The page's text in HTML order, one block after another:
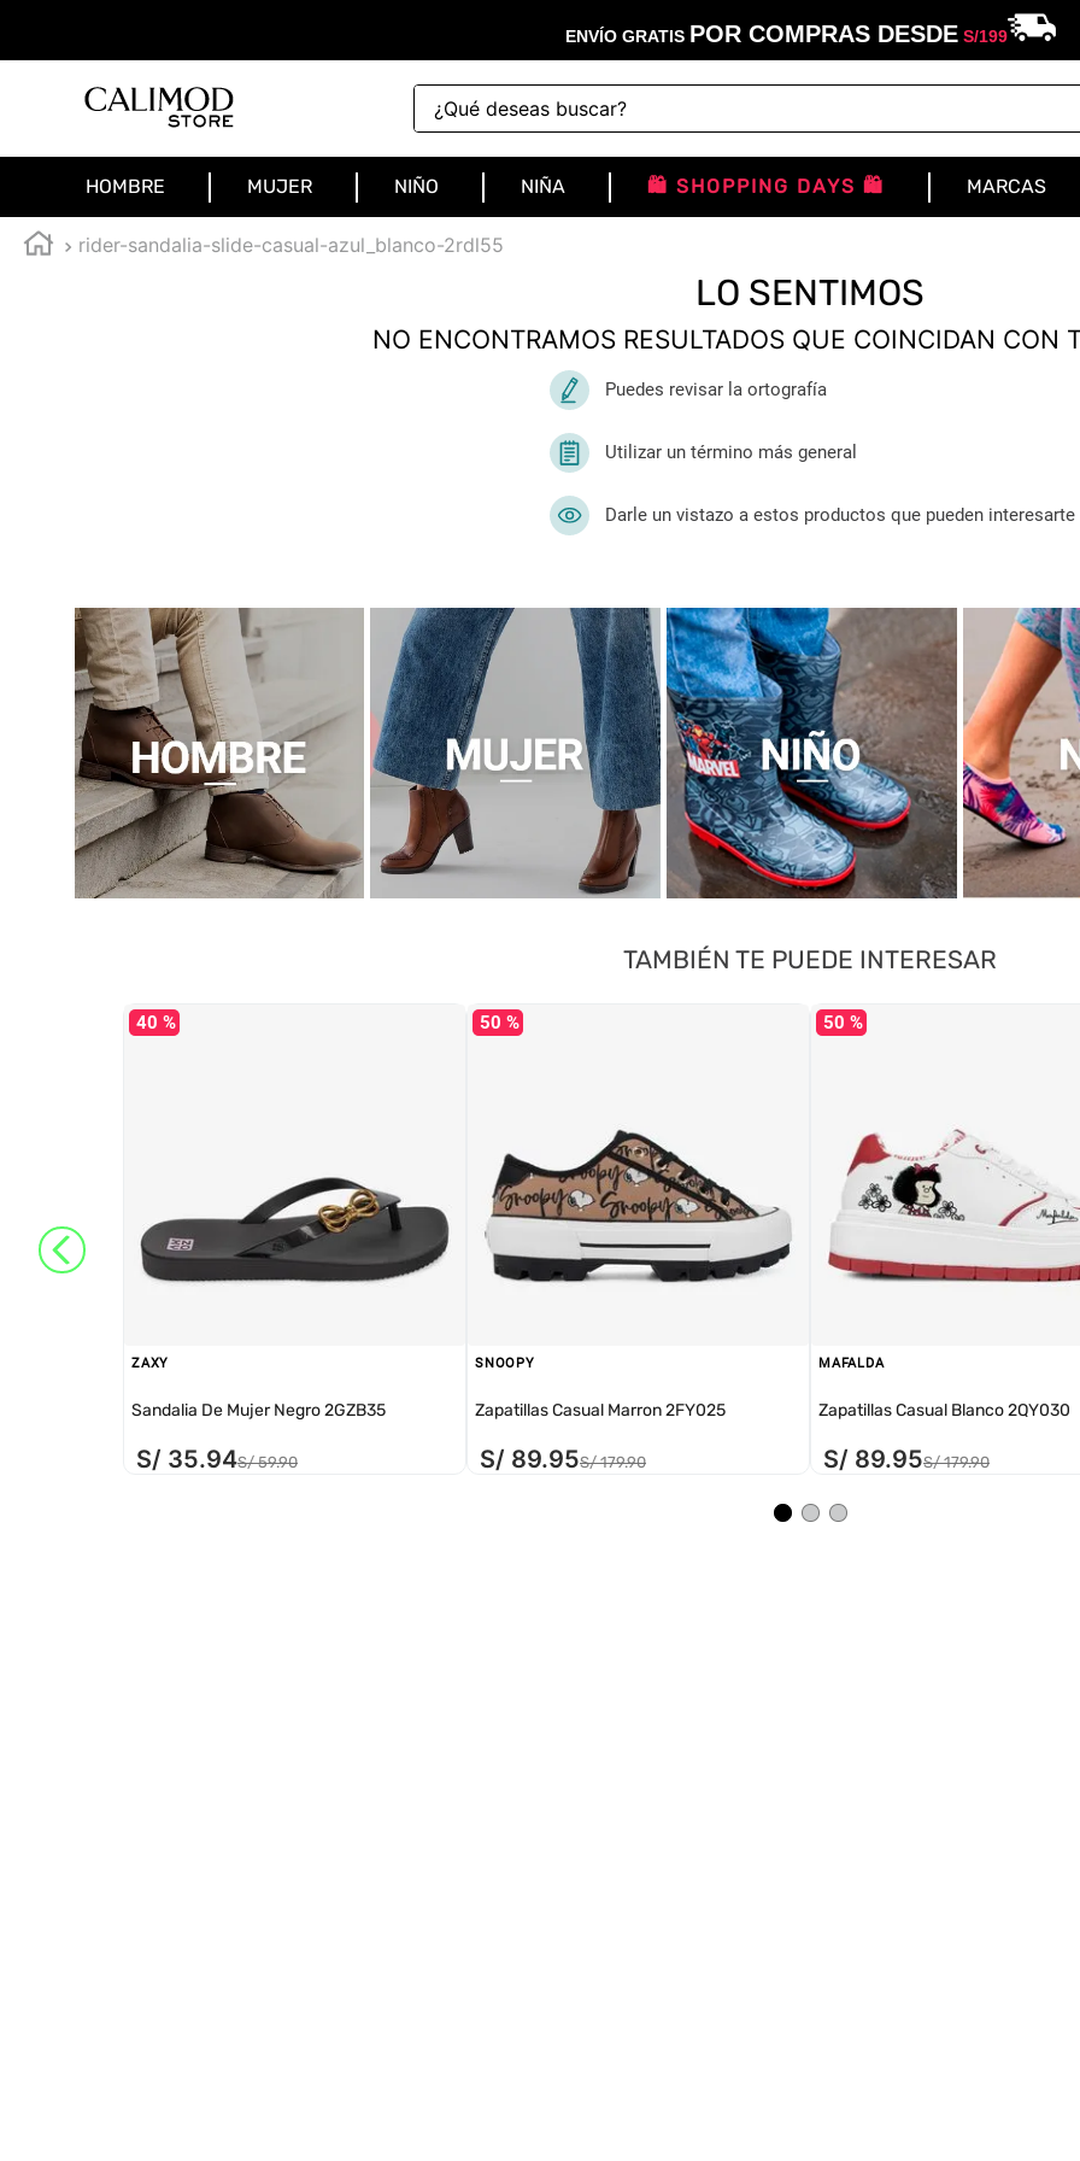
ENVÍO GRATIS POR COMPRAS DESDES/199
¿Qué deseas buscar?
HOMBRE MUJER NIÑO NIÑA 🛍️ SHOPPING DAYS 🛍️ MARCAS
rider-sandalia-slide-casual-azul_blanco-2rdl55
LO SENTIMOS
NO ENCONTRAMOS RESULTADOS QUE COINCIDAN CON
Puedes revisar la ortografía
Utilizar un término más general
Darle un vistazo a estos productos que pueden interesarte
TAMBIÉN TE PUEDE INTERESAR
40 %
ZAXY
Sandalia De Mujer Negro 2GZB35
S/ 35.94S/ 59.90
50 %
SNOOPY
Zapatillas Casual Marron 2FY025
S/ 89.95S/ 179.90
50 %
MAFALDA
Zapatillas Casual Blanco 2QY030
S/ 89.95S/ 179.90